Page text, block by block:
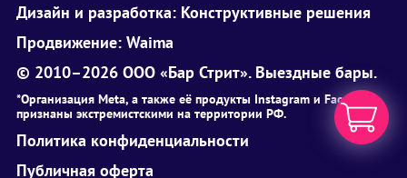
Дизайн и разработка: Конструктивные решения
Продвижение: Waima
© 2010–2026 ООО «Бар Стрит». Выездные бары.
*Организация Meta, а также её продукты Instagram и Facebook
признаны экстремистскими на территории РФ.
Политика конфиденциальности
Публичная оферта